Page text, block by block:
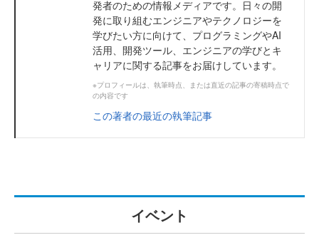
発者のための情報メディアです。日々の開
発に取り組むエンジニアやテクノロジーを
学びたい方に向けて、プログラミングやAI
活用、開発ツール、エンジニアの学びとキ
ャリアに関する記事をお届けしています。
※プロフィールは、執筆時点、または直近の記事の寄稿時点で
の内容です
この著者の最近の執筆記事
イベント